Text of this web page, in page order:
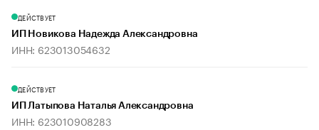
ДЕЙСТВУЕТ
ИП Новикова Надежда Александровна
ИНН: 623013054632
ДЕЙСТВУЕТ
ИП Латыпова Наталья Александровна
ИНН: 623010908283